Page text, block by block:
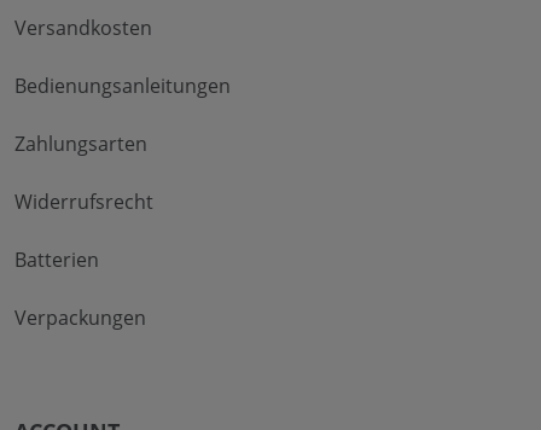
Versandkosten
Bedienungsanleitungen
Zahlungsarten
Widerrufsrecht
Batterien
Verpackungen